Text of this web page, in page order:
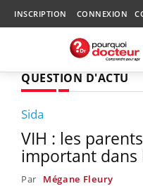
INSCRIPTION CONNEXION
QUESTION D'ACTU
Sida
VIH : les
important
Par Mégane Fleury